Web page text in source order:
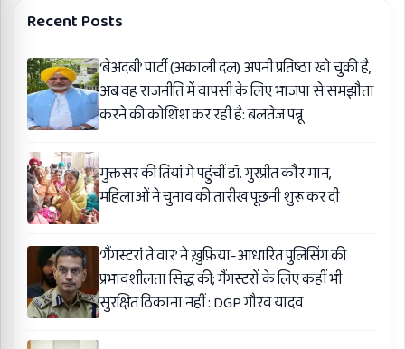
Recent Posts
‘बेअदबी’ पार्टी (अकाली दल) अपनी प्रतिष्ठा खो चुकी है,
अब वह राजनीति में वापसी के लिए भाजपा से समझौता
करने की कोशिश कर रही है: बलतेज पन्नू
मुक्तसर की तियां में पहुंचीं डॉ. गुरप्रीत कौर मान,
महिलाओं ने चुनाव की तारीख पूछनी शुरू कर दी
‘गैंगस्टरां ते वार’ ने ख़ुफ़िया-आधारित पुलिसिंग की
प्रभावशीलता सिद्ध की; गैंगस्टरों के लिए कहीं भी
सुरक्षित ठिकाना नहीं : DGP गौरव यादव